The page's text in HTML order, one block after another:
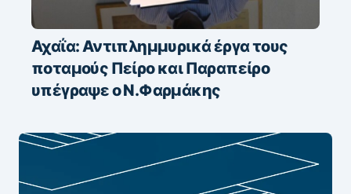
Αχαΐα: Αντιπλημμυρικά έργα τους
ποταμούς Πείρο και Παραπείρο
υπέγραψε ο Ν.Φαρμάκης